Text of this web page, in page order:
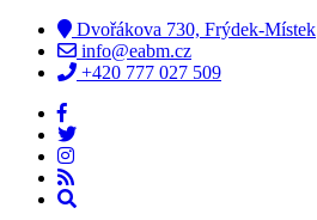
Dvořákova 730, Frýdek-Místek
info@eabm.cz
+420 777 027 509